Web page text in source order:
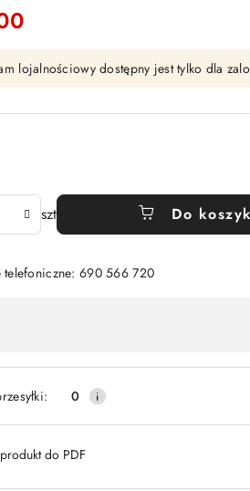
lojalnościowy dostępny jest tylko dla
szt Do
telefoniczne: 690 566 720
0
do PDF